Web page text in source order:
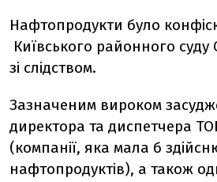
Нафтопродукти було
Київського районного
зі слідством.
Зазначеним вироком
директора та диспетчера
(компанії, яка мала б
нафтопродуктів), а також